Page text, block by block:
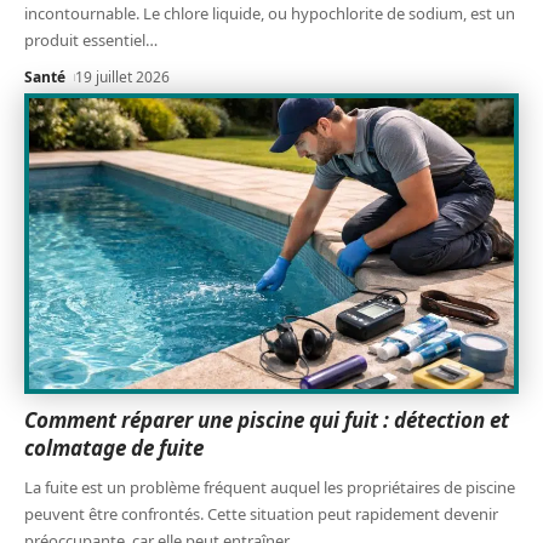
incontournable. Le chlore liquide, ou hypochlorite de sodium, est un
produit essentiel…
Santé 19 juillet 2026
Comment réparer une piscine qui fuit : détection et
colmatage de fuite
La fuite est un problème fréquent auquel les propriétaires de piscine
peuvent être confrontés. Cette situation peut rapidement devenir